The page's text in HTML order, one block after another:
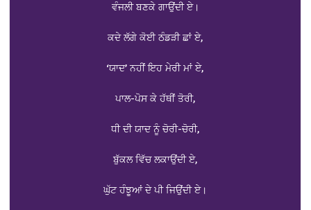
ਵੰਜਲੀ ਬਣਕੇ ਗਾਉਂਦੀ ਏ।
ਕਦੇ ਲੱਗੇ ਕੋਈ ਠੰਡੜੀ ਛਾਂ ਏ,
‘ਯਾਦ’ ਨਹੀਂ ਇਹ ਮੇਰੀ ਮਾਂ ਏ,
ਪਾਲ-ਪੋਸ ਕੇ ਹੱਥੀਂ ਤੋਰੀ,
ਧੀ ਦੀ ਯਾਦ ਨੂੰ ਚੋਰੀ-ਚੋਰੀ,
ਬੁੱਕਲ ਵਿੱਚ ਲਕਾਉਂਦੀ ਏ,
ਘੁੱਟ ਹੰਝੂਆਂ ਦੇ ਪੀ ਜਿਉਂਦੀ ਏ।